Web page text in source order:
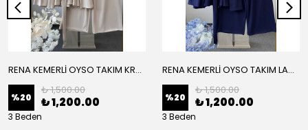
RENA KEMERLİ OYSO TAKIM KREM
%20
₺ 1,500.00
₺ 1,200.00
3 Beden
RENA KEMERLİ OYSO TAKIM LACİVERT
%20
₺ 1,500.00
₺ 1,200.00
3 Beden